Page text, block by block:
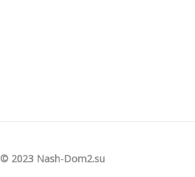
© 2023 Nash-Dom2.su